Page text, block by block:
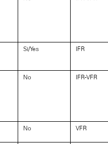
Sí/Yes IFR
No IFR-VFR
No VFR